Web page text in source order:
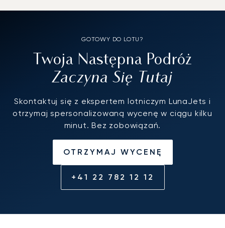
GOTOWY DO LOTU?
Twoja Następna Podróż
Zaczyna Się Tutaj
Skontaktuj się z ekspertem lotniczym LunaJets i
otrzymaj spersonalizowaną wycenę w ciągu kilku
minut. Bez zobowiązań.
OTRZYMAJ WYCENĘ
+41 22 782 12 12